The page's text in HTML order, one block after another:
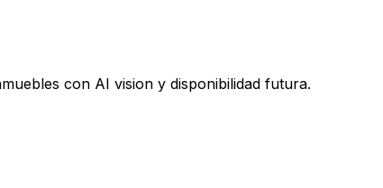
con AI vision y disponibilidad futura.